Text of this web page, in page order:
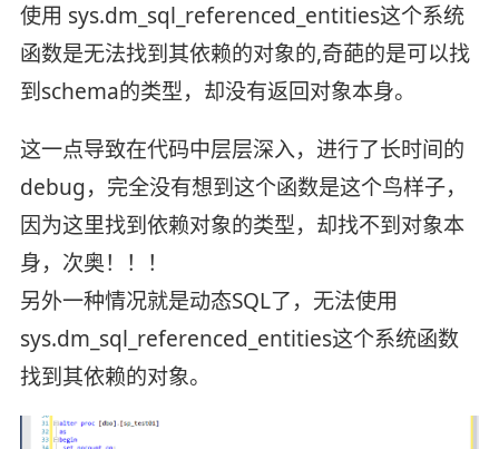
使用 sys.dm_sql_referenced_entities这个系统
函数是无法找到其依赖的对象的,奇葩的是可以找
到schema的类型，却没有返回对象本身。
这一点导致在代码中层层深入，进行了长时间的
debug，完全没有想到这个函数是这个鸟样子，
因为这里找到依赖对象的类型，却找不到对象本
身，次奥！！！
另外一种情况就是动态SQL了，无法使用
sys.dm_sql_referenced_entities这个系统函数
找到其依赖的对象。